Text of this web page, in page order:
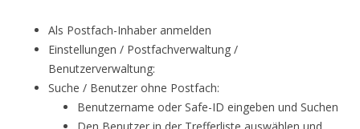
Als Postfach-Inhaber anmelden
Einstellungen / Postfachverwaltung /
Benutzerverwaltung:
Suche / Benutzer ohne Postfach:
Benutzername oder Safe-ID eingeben und Suchen